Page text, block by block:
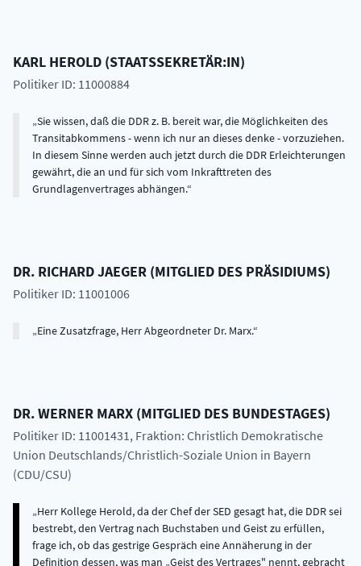
KARL HEROLD (STAATSSEKRETÄR:IN)
Politiker ID: 11000884
Sie wissen, daß die DDR z. B. bereit war, die Möglichkeiten des
Transitabkommens - wenn ich nur an dieses denke - vorzuziehen.
In diesem Sinne werden auch jetzt durch die DDR Erleichterungen
gewährt, die an und für sich vom Inkrafttreten des
Grundlagenvertrages abhängen.
DR. RICHARDJAEGER (MITGLIED DES PRÄSIDIUMS)
Politiker ID: 11001006
Eine Zusatzfrage, Herr Abgeordneter Dr. Marx.
DR.WERNER MARX (MITGLIED DES BUNDESTAGES)
Politiker ID: 11001431, Fraktion: Christlich Demokratische
Union Deutschlands/Christlich-Soziale Union in Bayern
(CDU/CSU)
Herr Kollege Herold, da der Chef der SED gesagt hat, die DDR sei
bestrebt, den Vertrag nach Buchstaben und Geist zu erfüllen,
frage ich, ob das gestrige Gespräch eine Annäherung in der
Definition dessen, was man „Geist des Vertrages" nennt, gebracht